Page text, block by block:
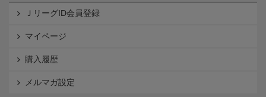
ＪリーグID会員登録
マイページ
購入履歴
メルマガ設定